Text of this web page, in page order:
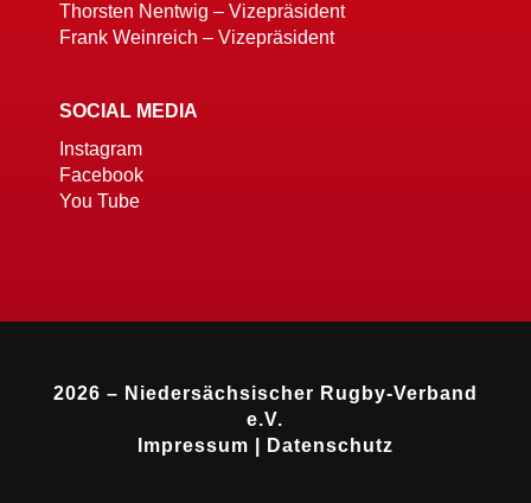
Thorsten Nentwig – Vizepräsident
Frank Weinreich – Vizepräsident
SOCIAL MEDIA
Instagram
Facebook
You Tube
2026 – Niedersächsischer Rugby-Verband
e.V.
Impressum
Datenschutz